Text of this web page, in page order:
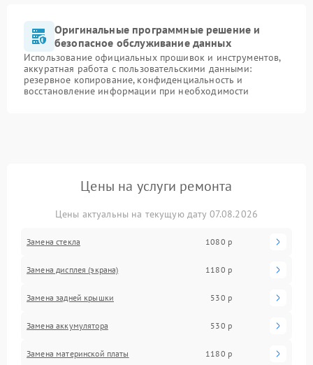
Оригинальные программные решение и
безопасное обслуживание данных
Использование официальных прошивок и инструментов,
аккуратная работа с пользовательскими данными:
резервное копирование, конфиденциальность и
восстановление информации при необходимости
Цены на услуги ремонта
Цены актуальны на текущую дату 07.08.2026
Замена стекла 1080 р
Замена дисплея (экрана) 1180 р
Замена задней крышки 530 р
Замена аккумулятора 530 р
Замена материнской платы 1180 р